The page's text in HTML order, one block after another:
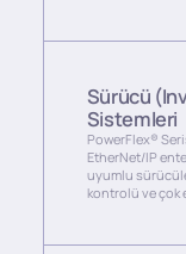
Sürücü
Sistemleri
PowerFlex®
EtherNet/IP
uyumlu
kontrolü ve çok